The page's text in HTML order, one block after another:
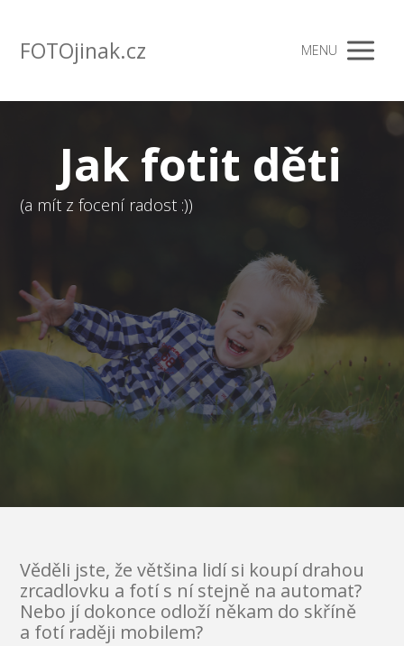
FOTOjinak.cz MENU
Jak fotit děti
(a mít z focení radost :))
Věděli jste, že většina lidí si koupí drahou
zrcadlovku a fotí s ní stejně na automat?
Nebo jí dokonce odloží někam do skříně
a fotí raději mobilem?